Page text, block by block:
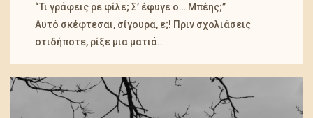
“Τι γράφεις ρε φίλε; Σ’ έφυγε ο… Μπέης;”
Αυτό σκέφτεσαι, σίγουρα, ε;! Πριν σχολιάσεις
οτιδήποτε, ρίξε μια ματιά…